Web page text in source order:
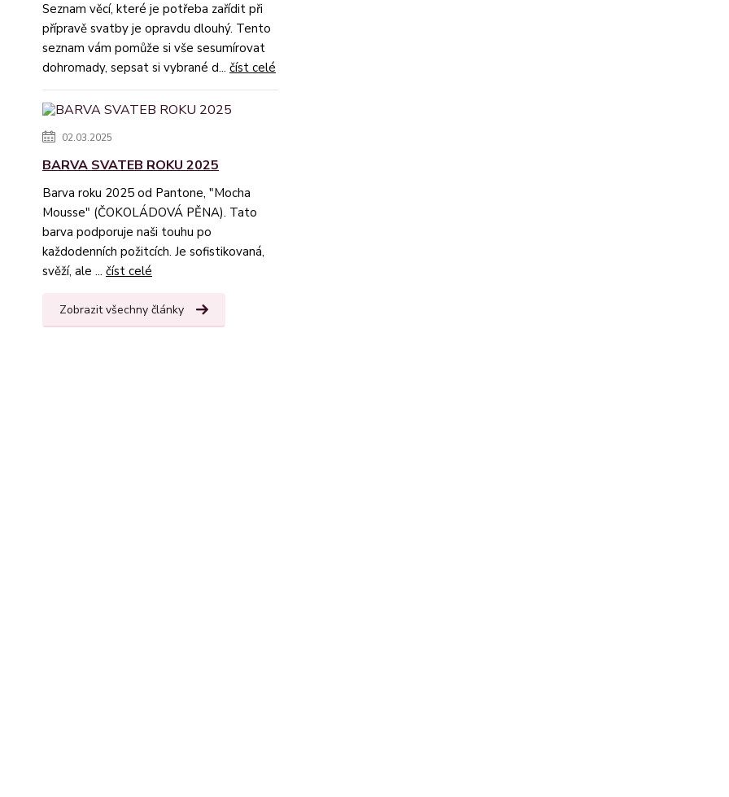
Seznam věcí, které je potřeba zařídit při
přípravě svatby je opravdu dlouhý. Tento
seznam vám pomůže si vše sesumírovat
dohromady, sepsat si vybrané d... číst celé
02.03.2025
BARVA SVATEB ROKU 2025
Barva roku 2025 od Pantone, "Mocha
Mousse" (ČOKOLÁDOVÁ PĚNA). Tato
barva podporuje naši touhu po
každodenních požitcích. Je sofistikovaná,
svěží, ale ... číst celé
Zobrazit všechny články